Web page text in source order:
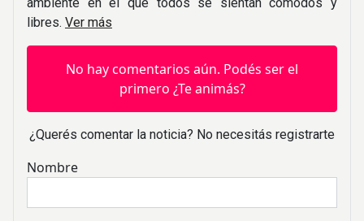
libres. Ver más
No hay comentarios aún. Podés ser el
primero ¿Te animás?
¿Querés comentar la noticia? No necesitás registrarte
Nombre